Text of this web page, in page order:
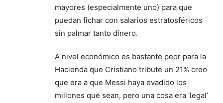
mayores (especialmente uno) para que
puedan fichar con salarios estratosféricos
sin palmar tanto dinero.
A nivel económico es bastante peor para la
Hacienda que Cristiano tribute un 21% creo
que era a que Messi haya evadido los
millones que sean, pero una cosa era ‘legal’